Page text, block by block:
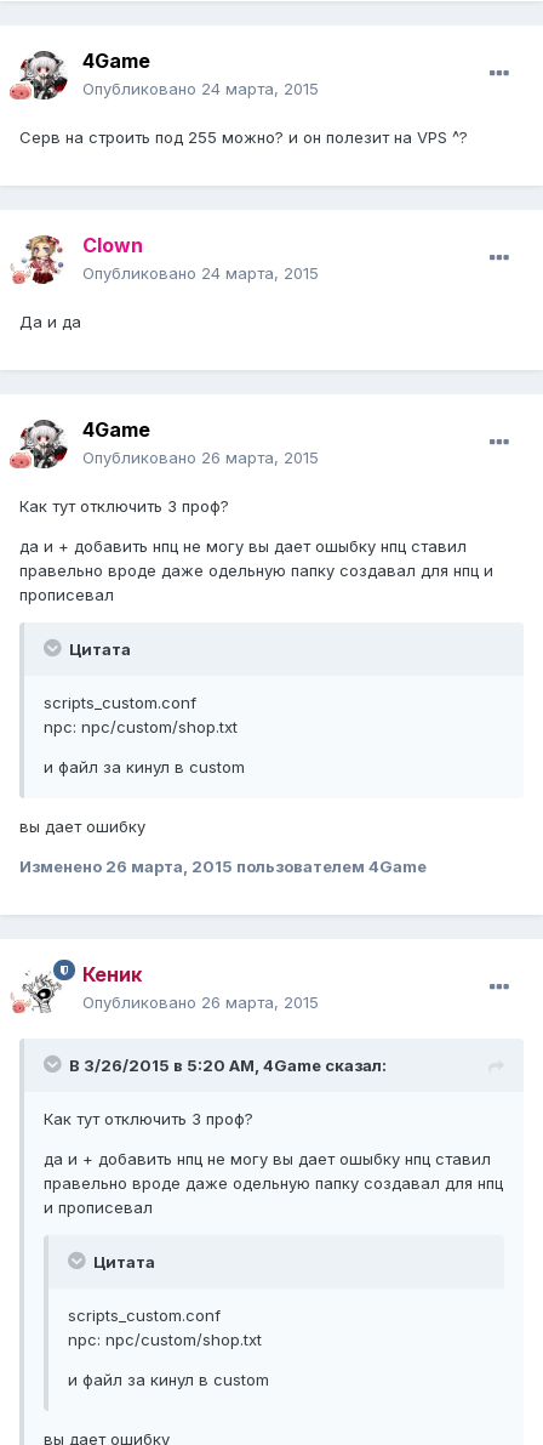
4Game
Опубликовано 24 марта, 2015
Серв на строить под 255 можно? и он полезит на VPS ^?
Clown
Опубликовано 24 марта, 2015
Да и да
4Game
Опубликовано 26 марта, 2015
Как тут отключить 3 проф?
да и + добавить нпц не могу вы дает ошыбку нпц ставил
правельно вроде даже одельную папку создавал для нпц и
прописевал
Цитата
scripts_custom.conf
npc: npc/custom/shop.txt
и файл за кинул в custom
вы дает ошибку
Изменено 26 марта, 2015 пользователем 4Game
Кеник
Опубликовано 26 марта, 2015
В 3/26/2015 в 5:20 AM, 4Game сказал:
Как тут отключить 3 проф?
да и + добавить нпц не могу вы дает ошыбку нпц ставил
правельно вроде даже одельную папку создавал для нпц
и прописевал
Цитата
scripts_custom.conf
npc: npc/custom/shop.txt
и файл за кинул в custom
вы дает ошибку